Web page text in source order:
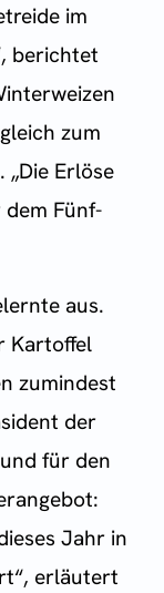
im
berichtet
zum
Erlöse
Fünf-
aus.
Kartoffel
zumindest
der
für den
Jahr in
erläutert